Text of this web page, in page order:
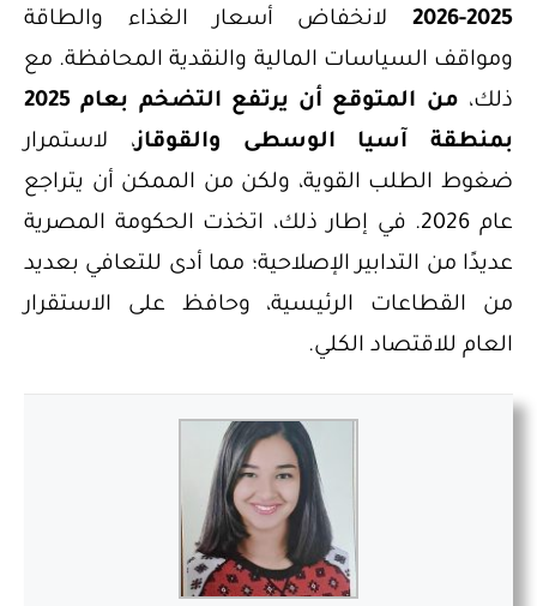
2025-2026
لانخفاض أسعار الغذاء والطاقة
ومواقف السياسات المالية والنقدية المحافظة. مع
ذلك،
من المتوقع أن يرتفع التضخم بعام 2025
بمنطقة آسيا الوسطى والقوقاز، لاستمرار
ضغوط الطلب القوية، ولكن من الممكن أن يتراجع
عام 2026. في إطار ذلك، اتخذت الحكومة المصرية
عديدًا من التدابير الإصلاحية؛ مما أدى للتعافي بعديد
من القطاعات الرئيسية، وحافظ على الاستقرار
العام للاقتصاد الكلي.